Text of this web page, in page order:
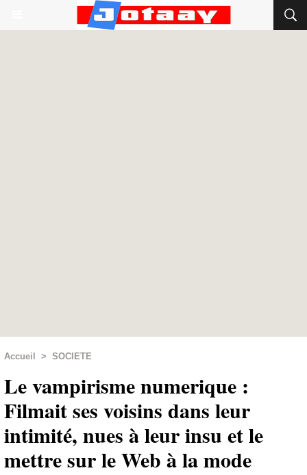
Accueil > SOCIETE
Le vampirisme numerique :
Filmait ses voisins dans leur
intimité, nues à leur insu et le
mettre sur le Web à la mode